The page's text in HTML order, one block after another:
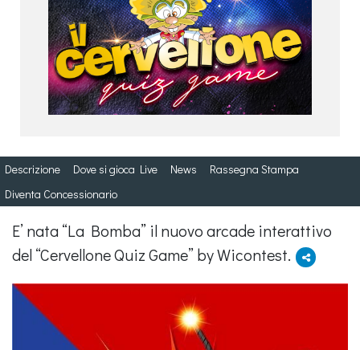
Descrizione Dove si gioca Live News
Rassegna Stampa
Diventa Concessionario
E’ nata “La Bomba” il nuovo arcade interattivo
del “Cervellone Quiz Game” by Wicontest.